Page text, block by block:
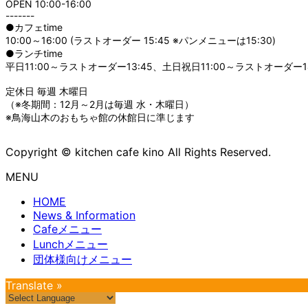
OPEN 10:00-16:00
-------
●カフェtime
10:00～16:00 (ラストオーダー 15:45 ※パンメニューは15:30)
●ランチtime
平日11:00～ラストオーダー13:45、土日祝日11:00～ラストオーダー
定休日 毎週 木曜日
（※冬期間：12月～2月は毎週 水・木曜日）
※鳥海山木のおもちゃ館の休館日に準じます
Copyright © kitchen cafe kino All Rights Reserved.
MENU
HOME
News & Information
Cafeメニュー
Lunchメニュー
団体様向けメニュー
Translate »